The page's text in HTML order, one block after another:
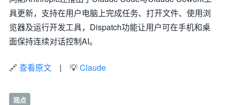
具更新，支持在用户电脑上完成任务、打开文件、使用浏
览器及运行开发工具，Dispatch功能让用户可在手机和桌
面保持连续对话控制AI。
🔗 查看原文 | 💡Claude
观点